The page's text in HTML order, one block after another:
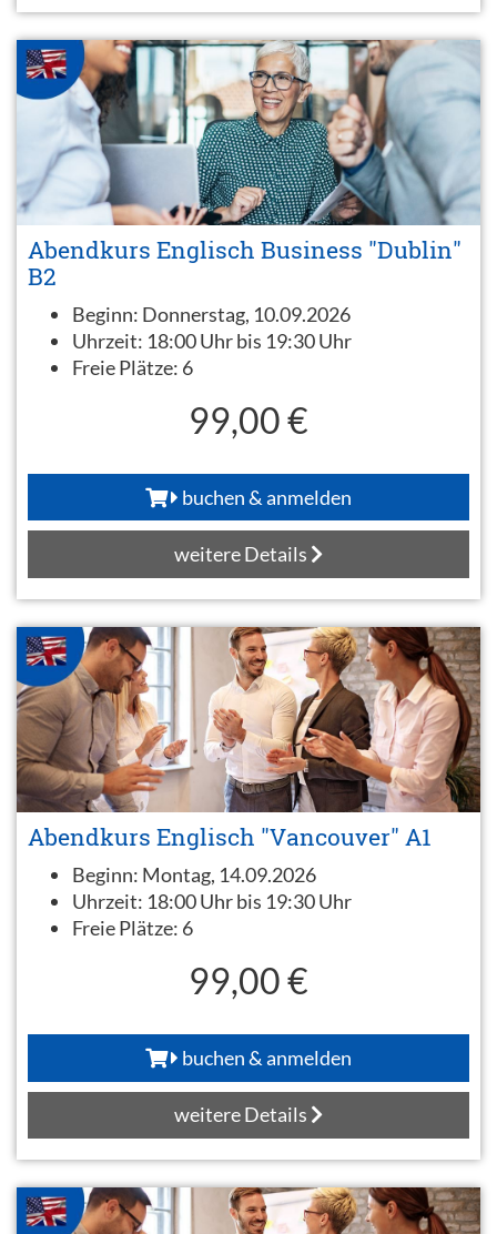
Abendkurs Englisch Business "Dublin"
B2
Beginn: Donnerstag, 10.09.2026
Uhrzeit: 18:00 Uhr bis 19:30 Uhr
Freie Plätze: 6
99,00 €
buchen & anmelden
weitere Details
Abendkurs Englisch "Vancouver" A1
Beginn: Montag, 14.09.2026
Uhrzeit: 18:00 Uhr bis 19:30 Uhr
Freie Plätze: 6
99,00 €
buchen & anmelden
weitere Details